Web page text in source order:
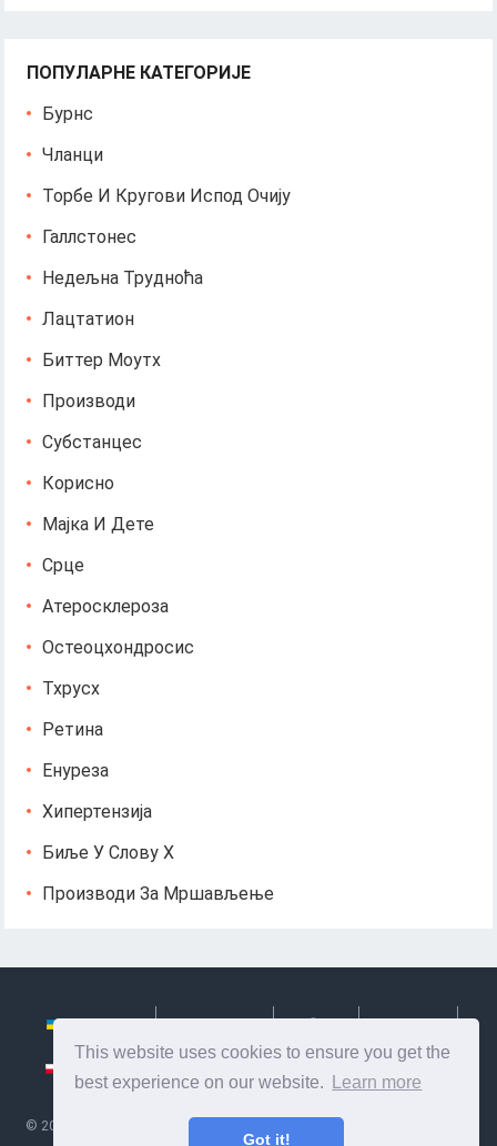
This website uses cookies to ensure you get the
best experience on our website.
Learn more
Got it!
ПОПУЛАРНЕ КАТЕГОРИЈЕ
Бурнс
Чланци
Торбе И Кругови Испод Очију
Галлстонес
Недељна Трудноћа
Лацтатион
Биттер Моутх
Производи
Субстанцес
Корисно
Мајка И Дете
Срце
Атеросклероза
Остеоцхондросис
Тхрусх
Ретина
Енуреза
Хипертензија
Биље У Слову Х
Производи За Мршављење
© 2026
- Корисне информације и савети за бригу о себи.